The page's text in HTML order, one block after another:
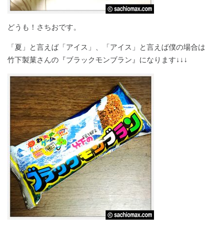
どうも！さちおです。
「夏」と言えば「アイス」、「アイス」と言えば僕の場合は
竹下製菓さんの『ブラックモンブラン』になります↓↓↓